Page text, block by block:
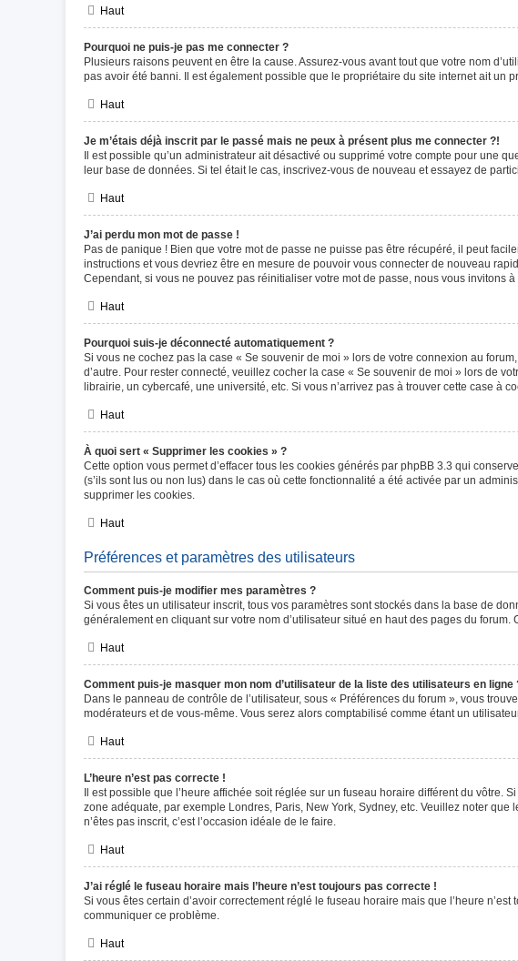
Haut
Pourquoi ne puis-je pas me connecter ?
Plusieurs raisons peuvent en être la cause. Assurez-vous avant tout que votre nom
pas avoir été banni. Il est également possible que le propriétaire du site internet ait un
Haut
Je m’étais déjà inscrit par le passé mais ne peux à présent plus me connecter ?!
Il est possible qu’un administrateur ait désactivé ou supprimé votre compte pour une
leur base de données. Si tel était le cas, inscrivez-vous de nouveau et essayez de
Haut
J’ai perdu mon mot de passe !
Pas de panique ! Bien que votre mot de passe ne puisse pas être récupéré, il peut
instructions et vous devriez être en mesure de pouvoir vous connecter de nouveau
Cependant, si vous ne pouvez pas réinitialiser votre mot de passe, nous vous invitons
Haut
Pourquoi suis-je déconnecté automatiquement ?
Si vous ne cochez pas la case « Se souvenir de moi » lors de votre connexion au
d’autre. Pour rester connecté, veuillez cocher la case « Se souvenir de moi » lors de
librairie, un cybercafé, une université, etc. Si vous n’arrivez pas à trouver cette case à
Haut
À quoi sert « Supprimer les cookies » ?
Cette option vous permet d’effacer tous les cookies générés par phpBB 3.3 qui
(s’ils sont lus ou non lus) dans le cas où cette fonctionnalité a été activée par un
supprimer les cookies.
Haut
Préférences et paramètres des utilisateurs
Comment puis-je modifier mes paramètres ?
Si vous êtes un utilisateur inscrit, tous vos paramètres sont stockés dans la base de
généralement en cliquant sur votre nom d’utilisateur situé en haut des pages du
Haut
Comment puis-je masquer mon nom d’utilisateur de la liste des utilisateurs en ligne
Dans le panneau de contrôle de l’utilisateur, sous « Préférences du forum », vous
modérateurs et de vous-même. Vous serez alors comptabilisé comme étant un
Haut
L’heure n’est pas correcte !
Il est possible que l’heure affichée soit réglée sur un fuseau horaire différent du
zone adéquate, par exemple Londres, Paris, New York, Sydney, etc. Veuillez noter
n’êtes pas inscrit, c’est l’occasion idéale de le faire.
Haut
J’ai réglé le fuseau horaire mais l’heure n’est toujours pas correcte !
Si vous êtes certain d’avoir correctement réglé le fuseau horaire mais que l’heure
communiquer ce problème.
Haut